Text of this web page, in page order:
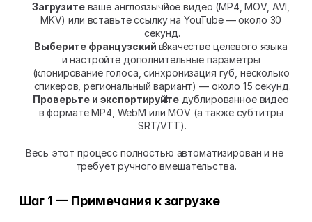
Загрузите ваше англоязычное видео (MP4, MOV, AVI,
MKV) или вставьте ссылку на YouTube — около 30
секунд.
Выберите французский в качестве целевого языка
и настройте дополнительные параметры
(клонирование голоса, синхронизация губ, несколько
спикеров, региональный вариант) — около 15 секунд.
Проверьте и экспортируйте дублированное видео
в формате MP4, WebM или MOV (а также субтитры
SRT/VTT).
Весь этот процесс полностью автоматизирован и не
требует ручного вмешательства.
Шаг 1 — Примечания к загрузке